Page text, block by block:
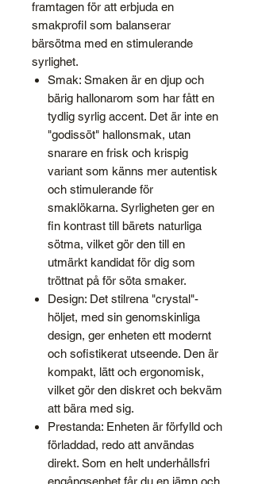
framtagen för att erbjuda en
smakprofil som balanserar
bärsötma med en stimulerande
syrlighet.
Smak: Smaken är en djup och
bärig hallonarom som har fått en
tydlig syrlig accent. Det är inte en
"godissöt" hallonsmak, utan
snarare en frisk och krispig
variant som känns mer autentisk
och stimulerande för
smaklökarna. Syrligheten ger en
fin kontrast till bärets naturliga
sötma, vilket gör den till en
utmärkt kandidat för dig som
tröttnat på för söta smaker.
Design: Det stilrena "crystal"-
höljet, med sin genomskinliga
design, ger enheten ett modernt
och sofistikerat utseende. Den är
kompakt, lätt och ergonomisk,
vilket gör den diskret och bekväm
att bära med sig.
Prestanda: Enheten är förfylld och
förladdad, redo att användas
direkt. Som en helt underhållsfri
engångsenhet får du en jämn och